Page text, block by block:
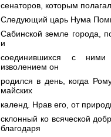
сенаторов, которым
Следующий царь Нума
Сабинской земле города,
и
соединившихся с ними
изволением он
родился в день, когда
майских
календ. Нрав его, от
склонный ко всяческой
благодаря